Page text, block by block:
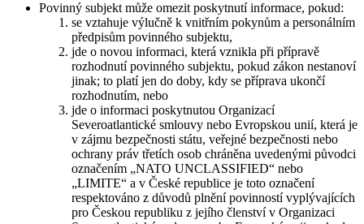
Povinný subjekt může omezit poskytnutí informace, pokud:
se vztahuje výlučně k vnitřním pokynům a personálním
předpisům povinného subjektu,
jde o novou informaci, která vznikla při přípravě
rozhodnutí povinného subjektu, pokud zákon nestanoví
jinak; to platí jen do doby, kdy se příprava ukončí
rozhodnutím, nebo
jde o informaci poskytnutou Organizací
Severoatlantické smlouvy nebo Evropskou unií, která je
v zájmu bezpečnosti státu, veřejné bezpečnosti nebo
ochrany práv třetích osob chráněna uvedenými původci
označením „NATO UNCLASSIFIED“ nebo
„LIMITE“ a v České republice je toto označení
respektováno z důvodů plnění povinností vyplývajících
pro Českou republiku z jejího členství v Organizaci